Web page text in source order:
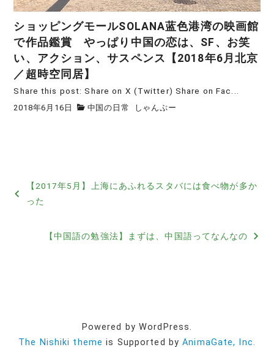
ショッピングモールSOLANA蓝色港湾の映画館
で作品鑑賞 やっぱり中国の恋は、SF、お笑
い、アクション、サスペンス【2018年6月北京
／超時空同居】
Share this post: Share on X (Twitter) Share on Fac...
2018年6月16日 中国の日常 しゃんぷー
稿
ョ
【2017年5月】上海にあふれるスタバには食べ物が多か
った
【中国語の勉強法】まずは、中国語ってなんなの
Powered by WordPress.
The Nishiki theme is Supported byAnimaGate, Inc.